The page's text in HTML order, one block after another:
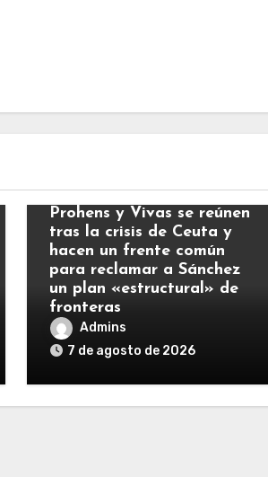
Prohens y Vivas se reúnen
tras la crisis de Ceuta y
hacen un frente común
para reclamar a Sánchez
un plan «estructural» de
fronteras
Admins
7 de agosto de 2026